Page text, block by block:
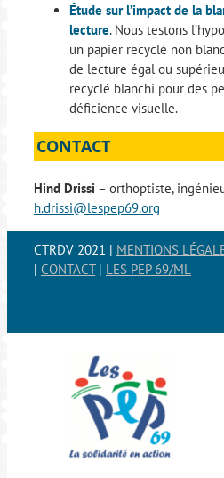
Étude sur l’impact de la
lecture. Nous testons
un papier recyclé non
de lecture égal ou
recyclé blanchi pour des
déficience visuelle.
CONTACT
Hind Drissi – orthoptiste,
h.drissi@lespep69.org
CTRDV 2021 | MENTIONS
| CONTACT| LES PEP 69/ML